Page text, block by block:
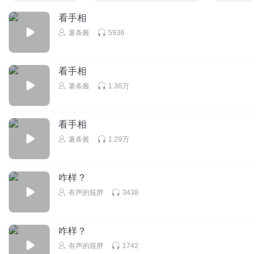
看手相
薯条酱 5936
看手相
薯条酱 1.36万
看手相
薯条酱 1.29万
咋样？
有声的筱胖 3438
咋样？
有声的筱胖 1742